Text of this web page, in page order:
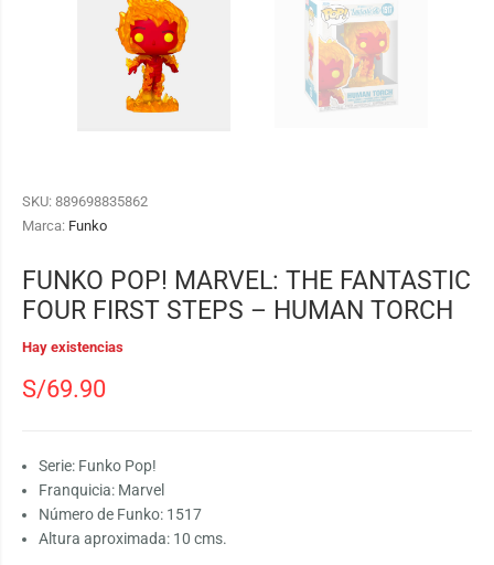
SKU: 889698835862
Marca: Funko
FUNKO POP! MARVEL: THE FANTASTIC
FOUR FIRST STEPS – HUMAN TORCH
Hay existencias
S/69.90
Serie: Funko Pop!
Franquicia: Marvel
Número de Funko: 1517
Altura aproximada: 10 cms.